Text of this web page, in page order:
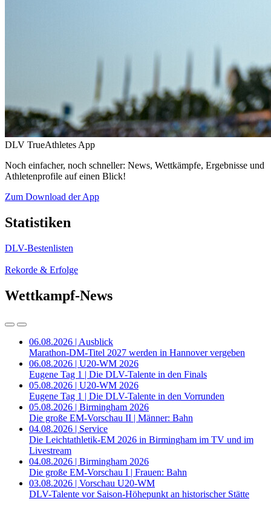
DLV TrueAthletes App
Noch einfacher, noch schneller: News, Wettkämpfe, Ergebnisse und
Athletenprofile auf einen Blick!
Zum Download der App
Statistiken
DLV-Bestenlisten
Rekorde & Erfolge
Wettkampf-News
06.08.2026 | Ausblick
Marathon-DM-Titel 2027 werden in Hannover vergeben
06.08.2026 | U20-WM 2026
Eugene Tag 1 | Die DLV-Talente in den Finals
05.08.2026 | U20-WM 2026
Eugene Tag 1 | Die DLV-Talente in den Vorrunden
05.08.2026 | Birmingham 2026
Die große EM-Vorschau II | Männer: Bahn
04.08.2026 | Service
Die Leichtathletik-EM 2026 in Birmingham im TV und im
Livestream
04.08.2026 | Birmingham 2026
Die große EM-Vorschau I | Frauen: Bahn
03.08.2026 | Vorschau U20-WM
DLV-Talente vor Saison-Höhepunkt an historischer Stätte